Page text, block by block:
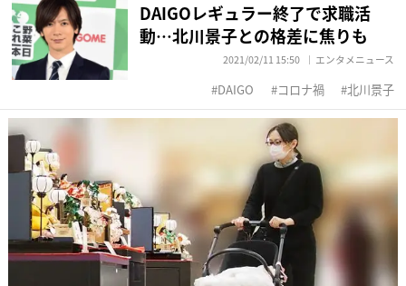
DAIGOレギュラー終了で求職活
動…北川景子との格差に焦りも
2021/02/11 15:50 エンタメニュース
DAIGO コロナ禍 北川景子